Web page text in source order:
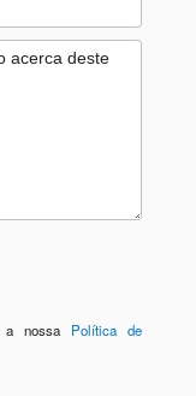
a nossa Política de